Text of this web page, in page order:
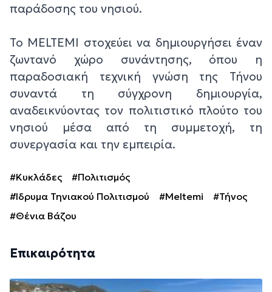
παράδοσης του νησιού.
Το MELTEMI στοχεύει να δημιουργήσει έναν
ζωντανό χώρο συνάντησης, όπου η
παραδοσιακή τεχνική γνώση της Τήνου
συναντά τη σύγχρονη δημιουργία,
αναδεικνύοντας τον πολιτιστικό πλούτο του
νησιού μέσα από τη συμμετοχή, τη
συνεργασία και την εμπειρία.
#Κυκλάδες
#Πολιτισμός
#Ίδρυμα Τηνιακού Πολιτισμού
#Meltemi
#Τήνος
#Θένια Βάζου
Επικαιρότητα